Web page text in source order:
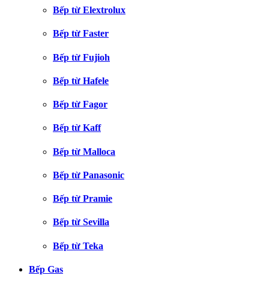
Bếp từ Elextrolux
Bếp từ Faster
Bếp từ Fujioh
Bếp từ Hafele
Bếp từ Fagor
Bếp từ Kaff
Bếp từ Malloca
Bếp từ Panasonic
Bếp từ Pramie
Bếp từ Sevilla
Bếp từ Teka
Bếp Gas